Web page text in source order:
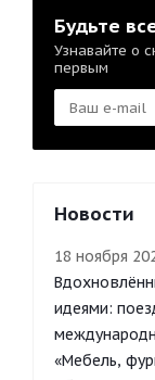
Будьте
Узнавайте о
первым
Новости
18 ноября
идеями:
«Мебель,